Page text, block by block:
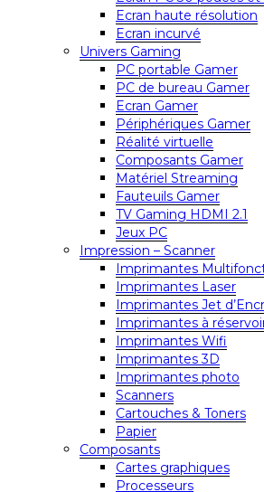
Ecran haute résolution
Ecran incurvé
Univers Gaming
PC portable Gamer
PC de bureau Gamer
Ecran Gamer
Périphériques Gamer
Réalité virtuelle
Composants Gamer
Matériel Streaming
Fauteuils Gamer
TV Gaming HDMI 2.1
Jeux PC
Impression – Scanner
Imprimantes
Imprimantes Laser
Imprimantes Jet
Imprimantes à
Imprimantes Wifi
Imprimantes 3D
Imprimantes photo
Scanners
Cartouches & Toners
Papier
Composants
Cartes graphiques
Processeurs